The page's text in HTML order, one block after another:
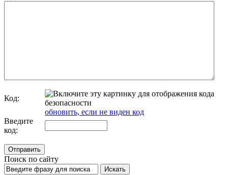
Код:
обновить, если не виден код
Введите
код:
Поиск по сайту